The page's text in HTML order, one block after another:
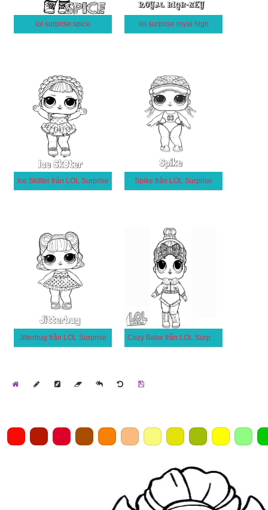
lol surprise spice lol surprise royal high
Ice Sk8ter från LOL Surprise Spike från LOL Surprise
Jitterbug från LOL Surprise Cozy Babe från LOL Surprise